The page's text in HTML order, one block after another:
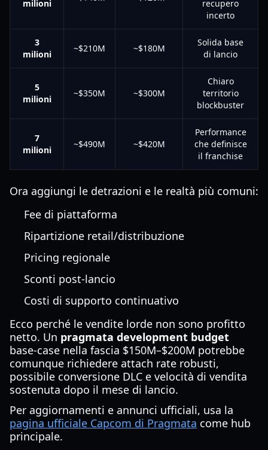
milioni
recupero
incerto
3
milioni
~$210M ~$180M
Solida base
di lancio
5
milioni
~$350M ~$300M
Chiaro
territorio
blockbuster
7
milioni
~$490M ~$420M
Performance
che definisce
il franchise
Ora aggiungi le detrazioni e le realtà più comuni:
Fee di piattaforma
Ripartizione retail/distribuzione
Pricing regionale
Sconti post-lancio
Costi di supporto continuativo
Ecco perché le vendite lorde non sono profitto
netto. Un pragmata development budget
base-case nella fascia $150M–$200M potrebbe
comunque richiedere attach rate robusti,
possibile conversione DLC e velocità di vendita
sostenuta dopo il mese di lancio.
Per aggiornamenti e annunci ufficiali, usa la
pagina ufficiale Capcom di Pragmata come hub
principale.